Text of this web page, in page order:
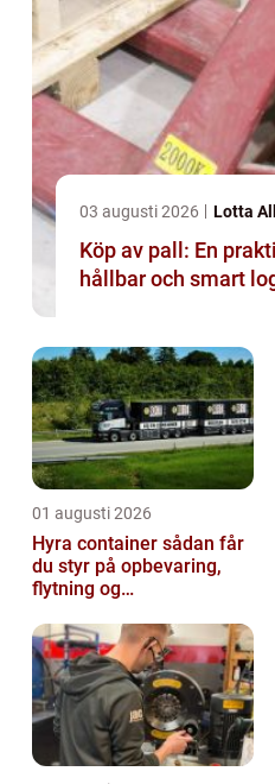
03 augusti 2026 Lotta
Köp av pall: En
hållbar och smart
01 augusti 2026
Hyra container sådan får
du styr på opbevaring,
flytning og